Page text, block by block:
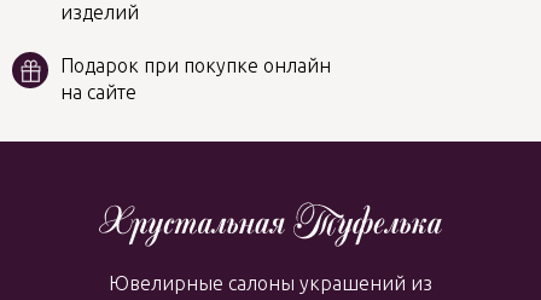
изделий
Подарок при покупке онлайн
на сайте
Ювелирные салоны украшений из